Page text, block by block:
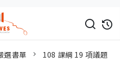
選書單
108 課綱 19 項議題